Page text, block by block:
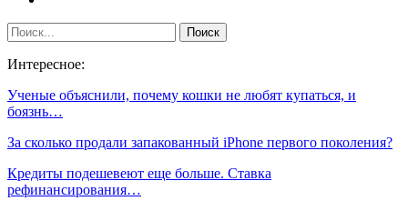
Интересное:
Ученые объяснили, почему кошки не любят купаться, и
боязнь…
За сколько продали запакованный iPhone первого поколения?
Кредиты подешевеют еще больше. Ставка
рефинансирования…